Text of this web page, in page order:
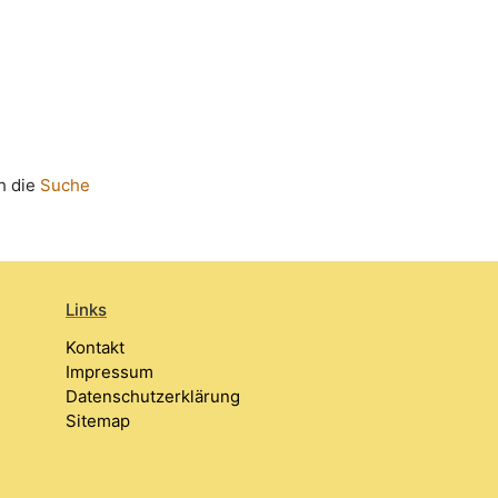
die Suche
Links
Kontakt
Impressum
Datenschutzerklärung
Sitemap